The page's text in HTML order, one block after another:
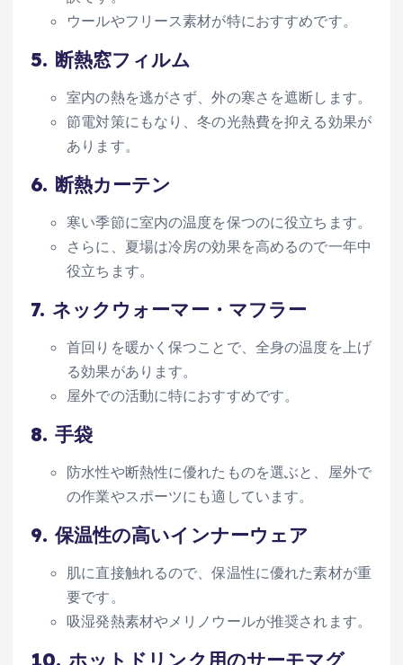
ウールやフリース素材が特におすすめです。
5. 断熱窓フィルム
室内の熱を逃がさず、外の寒さを遮断します。
節電対策にもなり、冬の光熱費を抑える効果が
あります。
6. 断熱カーテン
寒い季節に室内の温度を保つのに役立ちます。
さらに、夏場は冷房の効果を高めるので一年中
役立ちます。
7. ネックウォーマー・マフラー
首回りを暖かく保つことで、全身の温度を上げ
る効果があります。
屋外での活動に特におすすめです。
8. 手袋
防水性や断熱性に優れたものを選ぶと、屋外で
の作業やスポーツにも適しています。
9.保温性の高いインナーウェア
肌に直接触れるので、保温性に優れた素材が重
要です。
吸湿発熱素材やメリノウールが推奨されます。
10. ホットドリンク用のサーモマグ